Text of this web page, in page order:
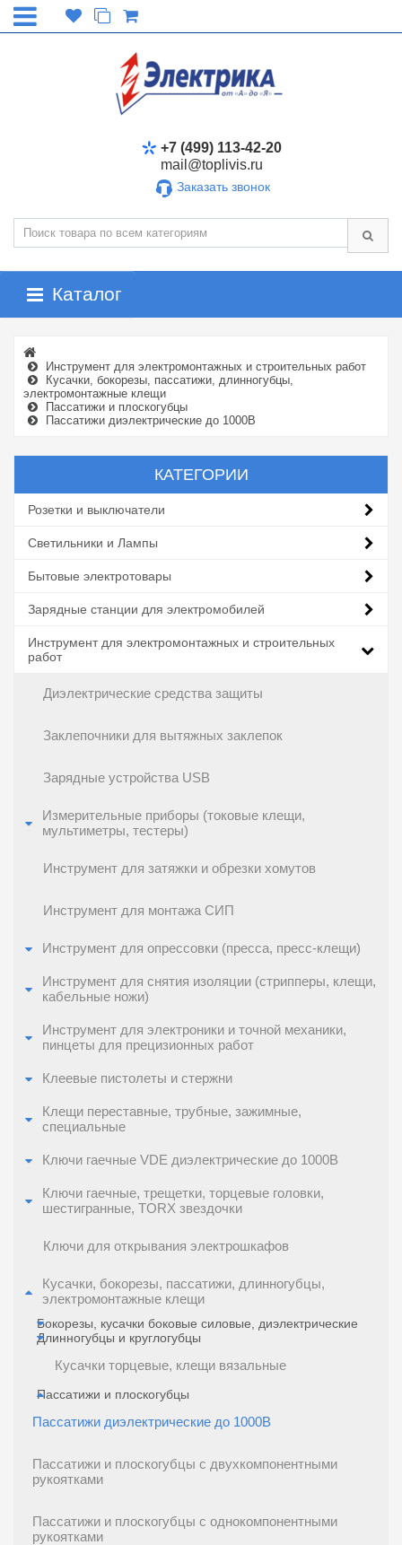
+7 (499) 113-42-20
mail@toplivis.ru
Заказать звонок
Каталог
Инструмент для электромонтажных и строительных работ
Кусачки, бокорезы, пассатижи, длинногубцы,
электромонтажные клещи
Пассатижи и плоскогубцы
Пассатижи диэлектрические до 1000В
КАТЕГОРИИ
Розетки и выключатели
Светильники и Лампы
Бытовые электротовары
Зарядные станции для электромобилей
Инструмент для электромонтажных и строительных
работ
Диэлектрические средства защиты
Заклепочники для вытяжных заклепок
Зарядные устройства USB
Измерительные приборы (токовые клещи,
мультиметры, тестеры)
Инструмент для затяжки и обрезки хомутов
Инструмент для монтажа СИП
Инструмент для опрессовки (пресса, пресс-клещи)
Инструмент для снятия изоляции (стрипперы, клещи,
кабельные ножи)
Инструмент для электроники и точной механики,
пинцеты для прецизионных работ
Клеевые пистолеты и стержни
Клещи переставные, трубные, зажимные,
специальные
Ключи гаечные VDE диэлектрические до 1000В
Ключи гаечные, трещетки, торцевые головки,
шестигранные, TORX звездочки
Ключи для открывания электрошкафов
Кусачки, бокорезы, пассатижи, длинногубцы,
электромонтажные клещи
Бокорезы, кусачки боковые силовые, диэлектрические
Длинногубцы и круглогубцы
Кусачки торцевые, клещи вязальные
Пассатижи и плоскогубцы
Пассатижи диэлектрические до 1000В
Пассатижи и плоскогубцы с двухкомпонентными
рукоятками
Пассатижи и плоскогубцы с однокомпонентными
рукоятками